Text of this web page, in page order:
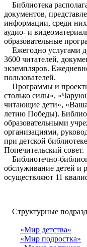
Библиотека
документов,
информации, среди
аудио- и
образовательные
Ежегодно услугами
3600 читателей,
экземпляров.
пользователей.
Программы и
столько силы»,
читающие дети»,
летию Победы).
образовательными
организациями,
при детской
Попечительский совет.
Библиотечно-
обслуживание детей и
осуществляют 11
Структурные
«Мир детства»
«Мир подростка»